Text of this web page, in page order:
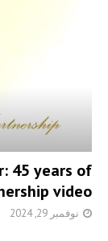
45 years of
video
نوفمبر 29, 2024